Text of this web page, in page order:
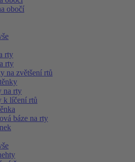
obočí
rty
rty
na zvětšení rtů
na rty
k líčení rtů
báze na rty